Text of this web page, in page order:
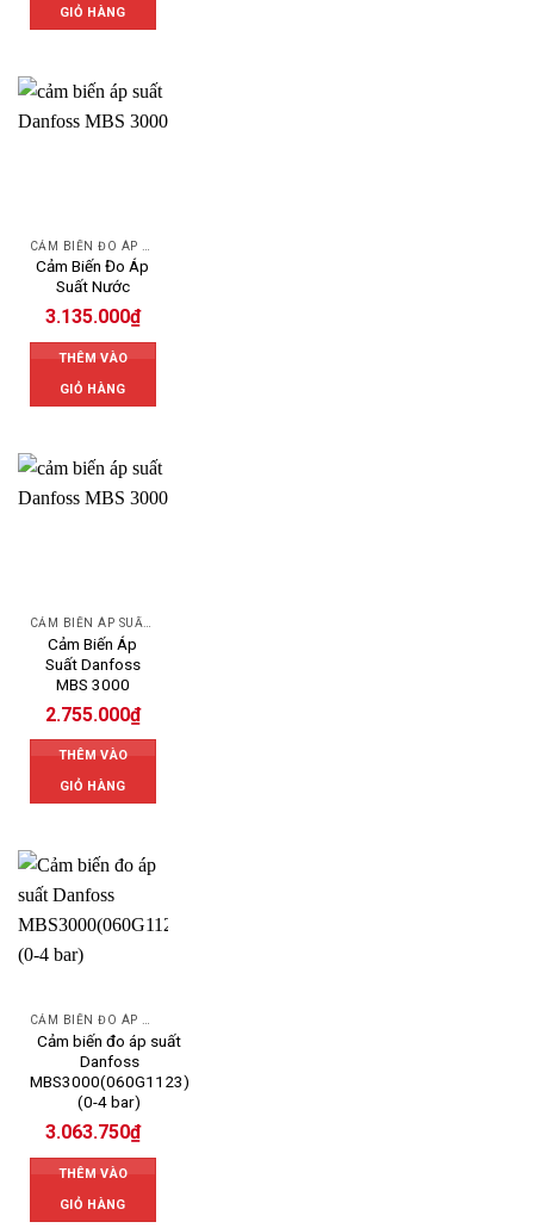
GIỎ HÀNG
Cảm Biến Đo Áp
Suất Nước
3.135.000₫
THÊM VÀO
GIỎ HÀNG
Cảm Biến Áp
Suất Danfoss
MBS 3000
2.755.000₫
THÊM VÀO
GIỎ HÀNG
Cảm biến đo áp suất
Danfoss
MBS3000(060G1123)
(0-4 bar)
3.063.750₫
THÊM VÀO
GIỎ HÀNG